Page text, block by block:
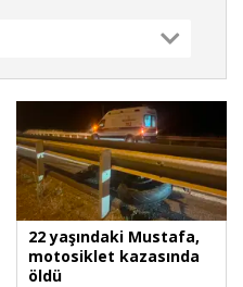
22 yaşındaki Mustafa,
motosiklet kazasında
öldü